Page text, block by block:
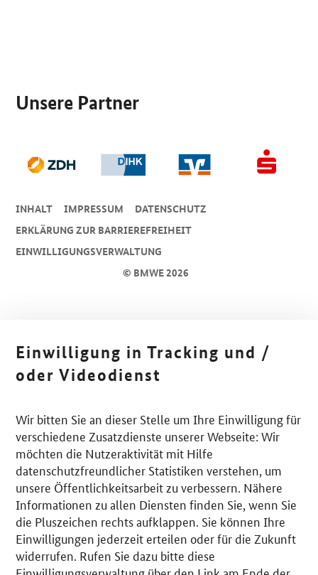
Unsere Partner
© BMWE 2026
INHALT IMPRESSUM
DA­TEN­SCHUTZ
ERKLÄRUNG ZUR BARRIEREFREIHEIT
EINWILLIGUNGSVERWALTUNG
Einwilligung in Tracking und /
oder Videodienst
Wir bitten Sie an dieser Stelle um Ihre Einwilligung für
verschiedene Zusatzdienste unserer Webseite: Wir
möchten die Nutzeraktivität mit Hilfe
datenschutzfreundlicher Statistiken verstehen, um
unsere Öffentlichkeitsarbeit zu verbessern. Nähere
Informationen zu allen Diensten finden Sie, wenn Sie
die Pluszeichen rechts aufklappen. Sie können Ihre
Einwilligungen jederzeit erteilen oder für die Zukunft
widerrufen. Rufen Sie dazu bitte diese